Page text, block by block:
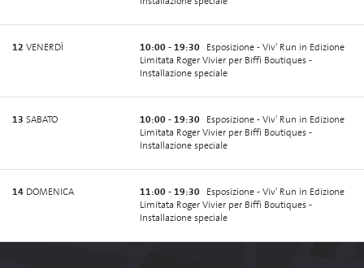
12 VENERDÌ 10:00 - 19:30
Esposizione - Viv' Run in Edizione
Limitata Roger Vivier per Biffi Boutiques -
Installazione speciale
13 SABATO 10:00 - 19:30
Esposizione - Viv' Run in Edizione
Limitata Roger Vivier per Biffi Boutiques -
Installazione speciale
14 DOMENICA 11:00 - 19:30
Esposizione - Viv' Run in Edizione
Limitata Roger Vivier per Biffi Boutiques -
Installazione speciale